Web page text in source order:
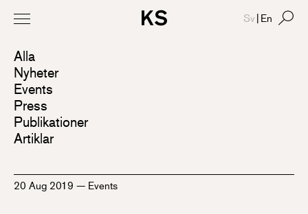
Alla
Nyheter
Events
Press
Publikationer
Artiklar
20 Aug 2019 — Events
Sv | En